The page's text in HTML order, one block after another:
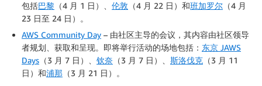
包括巴黎 （4 月 1 日）、 伦敦 （4 月 22 日）和班加罗尔 （4 月
23 日至 24 日）。
AWS Community Day – 由社区主导的会议，其内容由社区领导
者规划、获取和呈现。即将举行活动的场地包括： 东京 JAWS
Days （3 月 7 日）、 钦奈 （3 月 7 日）、 斯洛伐克 （3 月 11
日）和浦那 （3 月 21 日）。